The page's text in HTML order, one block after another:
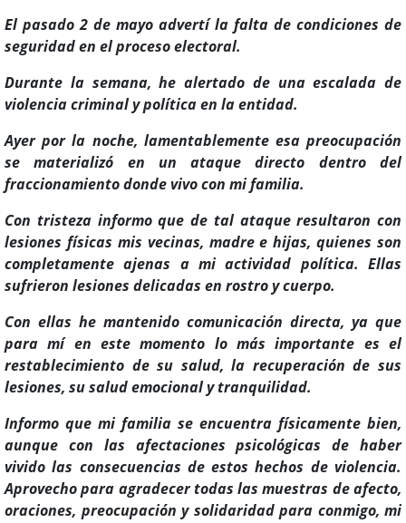
El pasado 2 de mayo advertí la falta de condiciones de
seguridad en el proceso electoral.
Durante la semana, he alertado de una escalada de
violencia criminal y política en la entidad.
Ayer por la noche, lamentablemente esa preocupación
se materializó en un ataque directo dentro del
fraccionamiento donde vivo con mi familia.
Con tristeza informo que de tal ataque resultaron con
lesiones físicas mis vecinas, madre e hijas, quienes son
completamente ajenas a mi actividad política. Ellas
sufrieron lesiones delicadas en rostro y cuerpo.
Con ellas he mantenido comunicación directa, ya que
para mí en este momento lo más importante es el
restablecimiento de su salud, la recuperación de sus
lesiones, su salud emocional y tranquilidad.
Informo que mi familia se encuentra físicamente bien,
aunque con las afectaciones psicológicas de haber
vivido las consecuencias de estos hechos de violencia.
Aprovecho para agradecer todas las muestras de afecto,
oraciones, preocupación y solidaridad para conmigo, mi